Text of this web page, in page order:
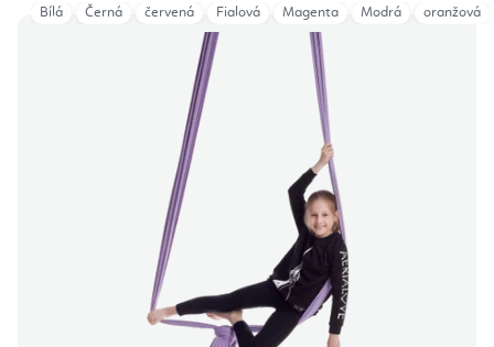
Bílá Černá červená Fialová Magenta Modrá oranžová